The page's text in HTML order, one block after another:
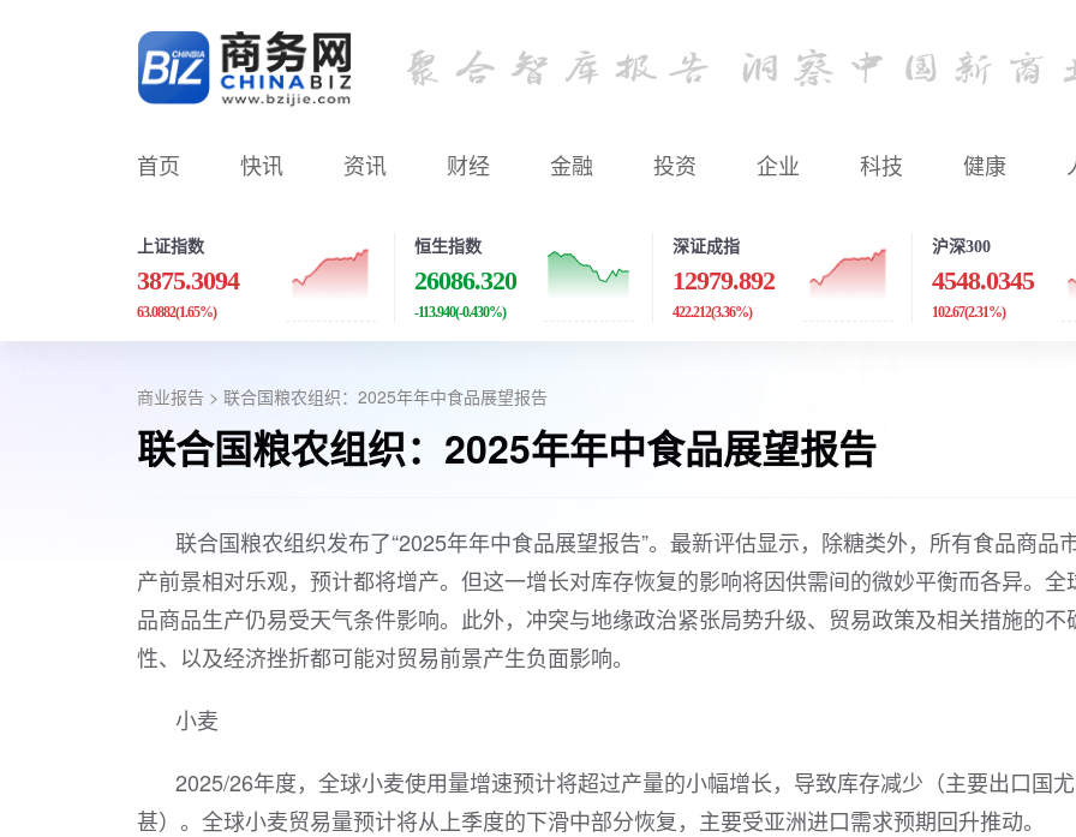
首页 快讯 资讯 财经 金融 投资 企业 科技 健康
上证指数
3875.3094
63.0882(1.65%)
恒生指数
26086.320
-113.940(-0.430%)
深证成指
12979.892
422.212(3.36%)
沪深300
4548.0345
102.67(2.31%)
商业报告 > 联合国粮农组织：2025年年中食品展望报告
联合国粮农组织：2025年年中食品展望报告
联合国粮农组织发布了“2025年年中食品展望报告”。最新评估显示，除糖类外，所有食品商品
产前景相对乐观，预计都将增产。但这一增长对库存恢复的影响将因供需间的微妙平衡而各异。全
品商品生产仍易受天气条件影响。此外，冲突与地缘政治紧张局势升级、贸易政策及相关措施的不
性、以及经济挫折都可能对贸易前景产生负面影响。
小麦
2025/26年度，全球小麦使用量增速预计将超过产量的小幅增长，导致库存减少（主要出口国尤
甚）。全球小麦贸易量预计将从上季度的下滑中部分恢复，主要受亚洲进口需求预期回升推动。